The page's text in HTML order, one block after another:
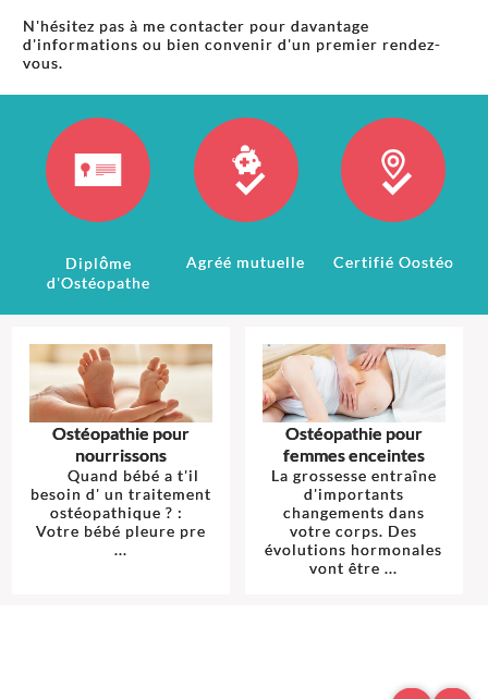
N'hésitez pas à me contacter pour davantage
d'informations ou bien convenir d'un premier rendez-
vous.
Diplôme
d'Ostéopathe
Agréé mutuelle Certifié Oostéo
Ostéopathie pour
nourrissons
Quand bébé a t'il
besoin d' un traitement
ostéopathique ? :
Votre bébé pleure pre
...
Ostéopathie pour
femmes enceintes
La grossesse entraîne
d'importants
changements dans
votre corps. Des
évolutions hormonales
vont être ...